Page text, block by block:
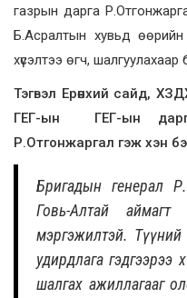
газрын дарга
Б.Асралтын хувьд өөрийн
хүсэлтээ өгч,
Тэгвэл Ерөнхий сайд,
ГЕГ-ын ГЕГ-ын
Р.Отгонжаргал гэж хэн
Бригадын генерал
Говь-Алтай аймагт
мэргэжилтэй. Түүний
удирдлага гэдгээрээ
шалгах ажиллагааг